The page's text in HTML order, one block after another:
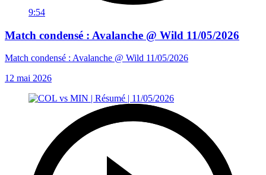
9:54
Match condensé : Avalanche @ Wild 11/05/2026
Match condensé : Avalanche @ Wild 11/05/2026
12 mai 2026